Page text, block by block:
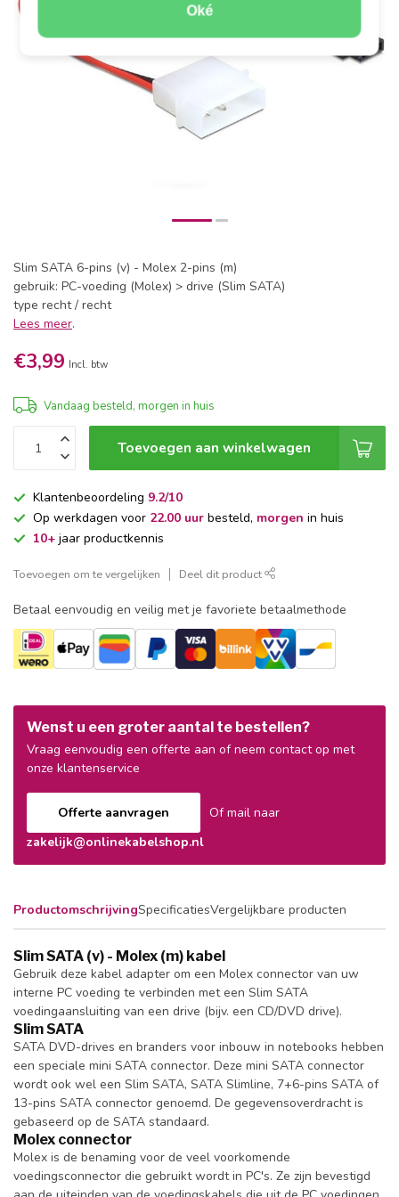
Oké
Slim SATA 6-pins (v) - Molex 2-pins (m)
gebruik: PC-voeding (Molex) > drive (Slim SATA)
type recht / recht
Lees meer.
€3,99 Incl. btw
Vandaag besteld, morgen in huis
Toevoegen aan winkelwagen
Klantenbeoordeling 9.2/10
Op werkdagen voor 22.00 uur besteld, morgen in huis
10+ jaar productkennis
Toevoegen om te vergelijken Deel dit product
Betaal eenvoudig en veilig met je favoriete betaalmethode
Wenst u een groter aantal te bestellen?
Vraag eenvoudig een offerte aan of neem contact op met
onze klantenservice
Offerte aanvragen
Of mail naar
zakelijk@onlinekabelshop.nl
ProductomschrijvingSpecificatiesVergelijkbare producten
Slim SATA (v) - Molex (m) kabel
Gebruik deze kabel adapter om een Molex connector van uw
interne PC voeding te verbinden met een Slim SATA
voedingaansluiting van een drive (bijv. een CD/DVD drive).
Slim SATA
SATA DVD-drives en branders voor inbouw in notebooks hebben
een speciale mini SATA connector. Deze mini SATA connector
wordt ook wel een Slim SATA, SATA Slimline, 7+6-pins SATA of
13-pins SATA connector genoemd. De gegevensoverdracht is
gebaseerd op de SATA standaard.
Molex connector
Molex is de benaming voor de veel voorkomende
voedingsconnector die gebruikt wordt in PC's. Ze zijn bevestigd